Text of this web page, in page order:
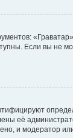
Если вы не
её
и модератор